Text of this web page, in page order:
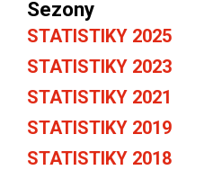
Sezony
STATISTIKY 2025
STATISTIKY 2023
STATISTIKY 2021
STATISTIKY 2019
STATISTIKY 2018